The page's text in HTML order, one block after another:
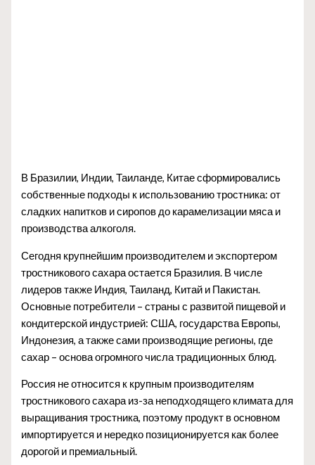
В Бразилии, Индии, Таиланде, Китае сформировались
собственные подходы к использованию тростника: от
сладких напитков и сиропов до карамелизации мяса и
производства алкоголя.
Сегодня крупнейшим производителем и экспортером
тростникового сахара остается Бразилия. В числе
лидеров также Индия, Таиланд, Китай и Пакистан.
Основные потребители – страны с развитой пищевой и
кондитерской индустрией: США, государства Европы,
Индонезия, а также сами производящие регионы, где
сахар – основа огромного числа традиционных блюд.
Россия не относится к крупным производителям
тростникового сахара из-за неподходящего климата для
выращивания тростника, поэтому продукт в основном
импортируется и нередко позиционируется как более
дорогой и премиальный.